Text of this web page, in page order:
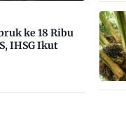
ke 18 Ribu
IHSG Ikut